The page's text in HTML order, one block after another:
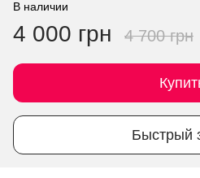
В наличии
4 000 грн 4 700 грн
Быстрый